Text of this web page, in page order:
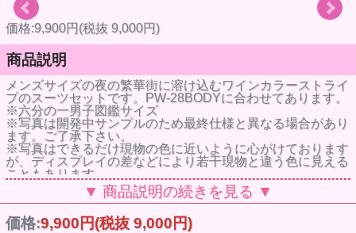
価格:9,900円(税抜 9,000円)
商品説明
メンズサイズの夜の繁華街に溶け込むワインカラーストライ
プのスーツセットです。PW-28BODYに合わせてあります。
※六分の一男子図鑑サイズ
※写真は開発中サンプルのため最終仕様と異なる場合があり
ます。ご了承下さい。
※写真はできるだけ現物の色に近いように心がけております
が、ディスプレイの差などにより若干現物と違う色に見える
こともあります。
※衣装を着せて高温多湿な場所での長時間にわたる保管はな
るべくお避け下さい。色移行（服の色が肌色に移る）の恐れ
があります。
※衣装・小物等はデザイン性を重視して繊細な作りになって
▼ 商品説明の続きを見る ▼
価格:9,900円(税抜 9,000円)